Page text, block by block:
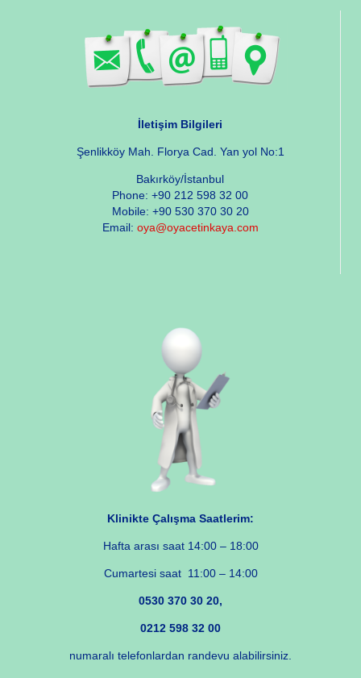
İletişim Bilgileri
Şenlikköy Mah. Florya Cad. Yan yol No:1
Bakırköy/İstanbul
Phone: +90 212 598 32 00
Mobile: +90 530 370 30 20
Email: oya@oyacetinkaya.com
Klinikte Çalışma Saatlerim:
Hafta arası saat 14:00 – 18:00
Cumartesi saat 11:00 – 14:00
0530 370 30 20,
0212 598 32 00
numaralı telefonlardan randevu alabilirsiniz.